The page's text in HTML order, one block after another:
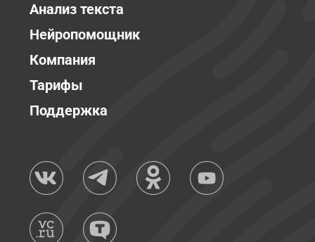
Анализ текста
Нейропомощник
Компания
Тарифы
Поддержка